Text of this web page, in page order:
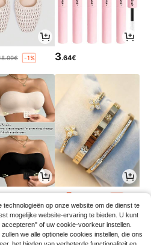
-1% 3.64€
5
op onze website om de dienst te
mogelijke website-ervaring te bieden. U kunt
of uw cookie-voorkeur instellen.
we alle optionele cookies instellen, die ons